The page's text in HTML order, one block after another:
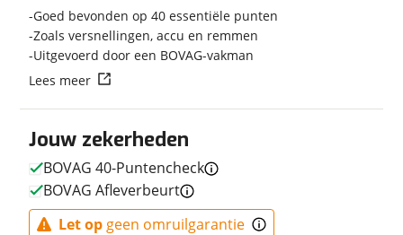
Aandrijving
Trapas
Gewicht
23 kg
Kleur
Grijs
Fabriekskleur
Type primair remsysteem
achter
Schijfrem
achter
Model primair remsysteem
achter
Vraag mijn reservering aan
goed mogelijk bij de aanbieder te brengen. Lees hier meer
Jouw zekerheden
BOVAG 40-Puntencheck
BOVAG Afleverbeurt
Let op geen omruilgarantie
Goed bevonden op 40 essentiële punten
Zoals versnellingen, accu en remmen
Uitgevoerd door een BOVAG-vakman
Lees meer